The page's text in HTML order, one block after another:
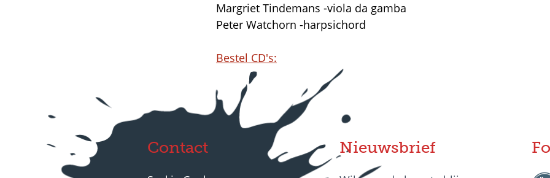
Margriet Tindemans -viola da gamba
Peter Watchorn -harpsichord
Bestel CD's:
Contact Nieuwsbrief